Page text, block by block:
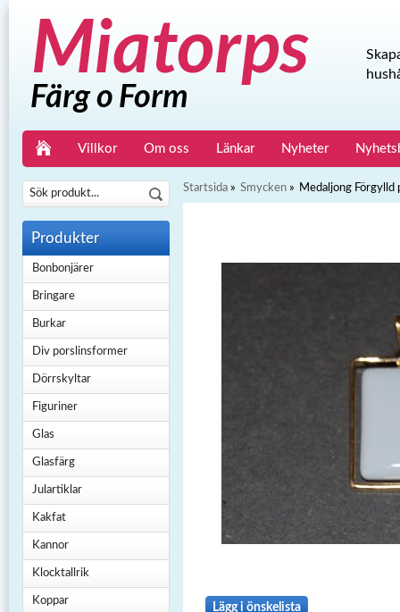
Villkor Om oss Länkar Nyheter
Produkter
Bonbonjärer
Bringare
Burkar
Div porslinsformer
Dörrskyltar
Figuriner
Glas
Glasfärg
Julartiklar
Kakfat
Kannor
Klocktallrik
Koppar
Startsida » Smycken » Medaljong
Lägg i önskelista